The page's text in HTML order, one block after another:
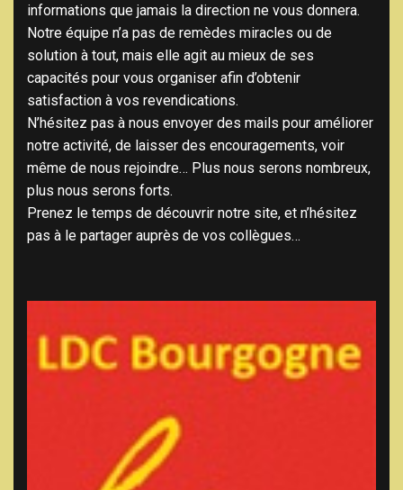
informations que jamais la direction ne vous donnera.
Notre équipe n’a pas de remèdes miracles ou de
solution à tout, mais elle agit au mieux de ses
capacités pour vous organiser afin d’obtenir
satisfaction à vos revendications.
N’hésitez pas à nous envoyer des mails pour améliorer
notre activité, de laisser des encouragements, voir
même de nous rejoindre… Plus nous serons nombreux,
plus nous serons forts.
Prenez le temps de découvrir notre site, et n’hésitez
pas à le partager auprès de vos collègues…